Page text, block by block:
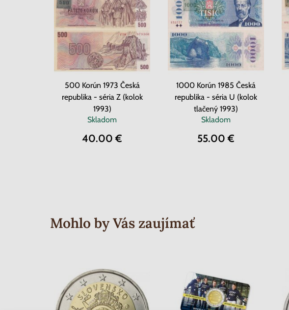
500 Korún 1973 Česká
republika - séria Z (kolok
1993)
Skladom
40.00 €
1000 Korún 1985 Česká
republika - séria U (kolok
tlačený 1993)
Skladom
55.00 €
Mohlo by Vás zaujímať